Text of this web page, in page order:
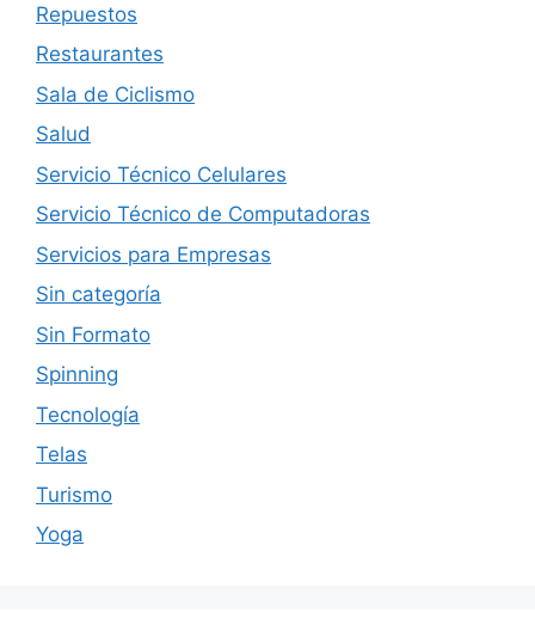
Repuestos
Restaurantes
Sala de Ciclismo
Salud
Servicio Técnico Celulares
Servicio Técnico de Computadoras
Servicios para Empresas
Sin categoría
Sin Formato
Spinning
Tecnología
Telas
Turismo
Yoga